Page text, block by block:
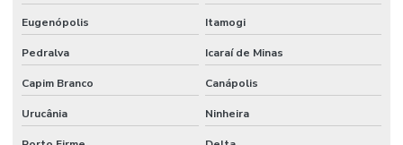
Eugenópolis Itamogi
Pedralva Icaraí de Minas
Capim Branco Canápolis
Urucânia Ninheira